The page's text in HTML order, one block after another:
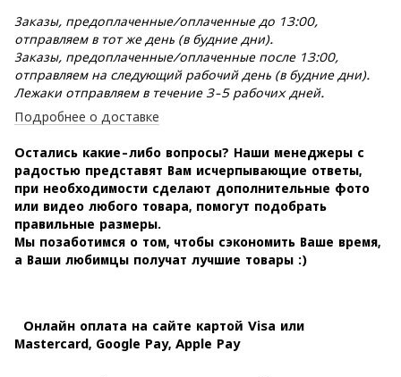
Заказы, предоплаченные/оплаченные до 13:00,
отправляем в тот же день (в будние дни).
Заказы, предоплаченные/оплаченные после 13:00,
отправляем на следующий рабочий день (в будние дни).
Лежаки отправляем в течение 3-5 рабочих дней.
Подробнее о доставке
Остались какие-либо вопросы? Наши менеджеры с
радостью представят Вам исчерпывающие ответы,
при необходимости сделают дополнительные фото
или видео любого товара, помогут подобрать
правильные размеры.
Мы позаботимся о том, чтобы сэкономить Ваше время,
а Ваши любимцы получат лучшие товары :)
Онлайн оплата на сайте картой Visa или
Mastercard, Google Pay, Apple Pay